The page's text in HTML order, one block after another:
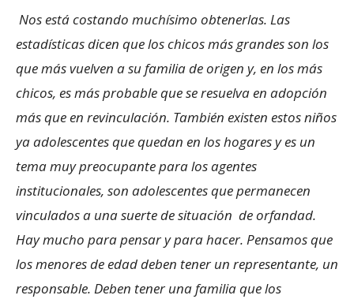
Nos está costando muchísimo obtenerlas. Las
estadísticas dicen que los chicos más grandes son los
que más vuelven a su familia de origen y, en los más
chicos, es más probable que se resuelva en adopción
más que en revinculación. También existen estos niños
ya adolescentes que quedan en los hogares y es un
tema muy preocupante para los agentes
institucionales, son adolescentes que permanecen
vinculados a una suerte de situación de orfandad.
Hay mucho para pensar y para hacer. Pensamos que
los menores de edad deben tener un representante, un
responsable. Deben tener una familia que los